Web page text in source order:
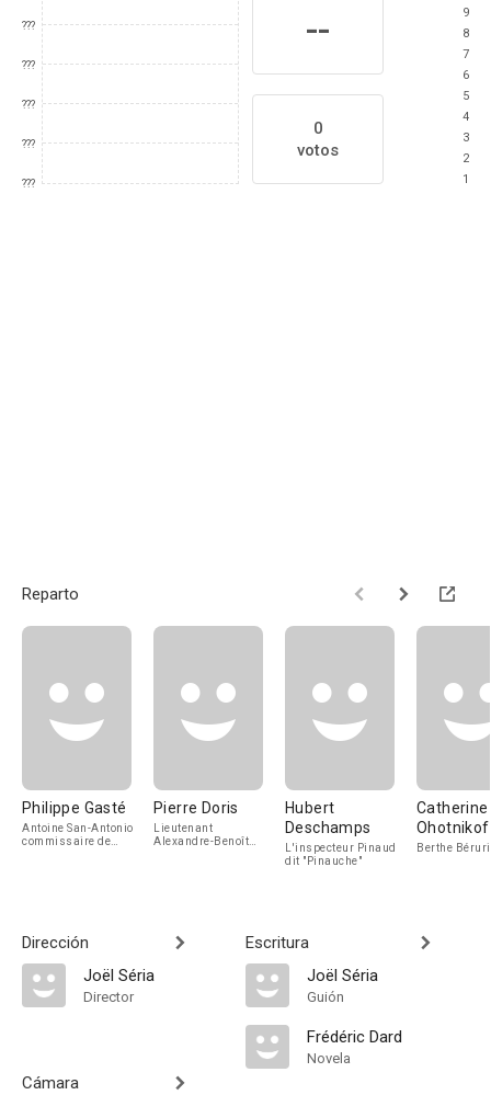
???
???
???
???
???
--
0
votos
9
8
7
6
5
4
3
2
1
Reparto
Philippe Gasté
Antoine San-Antonio
commissaire de
Pierre Doris
Lieutenant
Alexandre-Benoît
Hubert
Deschamps
L'inspecteur Pinaud
dit "Pinauche"
Catherine
Berthe
Dirección
Joël Séria
Director
Cámara
Escritura
Joël Séria
Guión
Frédéric Dard
Novela